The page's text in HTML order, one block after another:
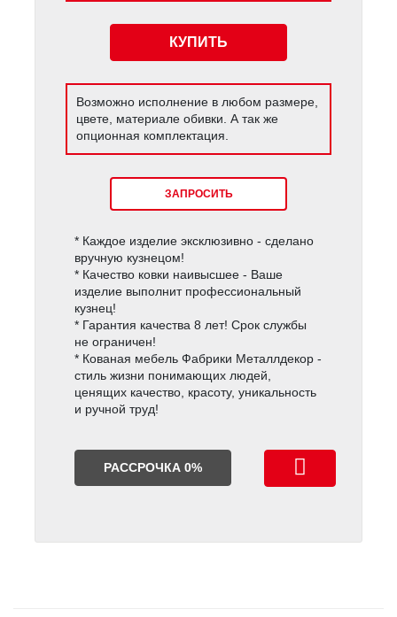
КУПИТЬ
Возможно исполнение в любом размере,
цвете, материале обивки. А так же
опционная комплектация.
ЗАПРОСИТЬ
* Каждое изделие эксклюзивно - сделано
вручную кузнецом!
* Качество ковки наивысшее - Ваше
изделие выполнит профессиональный
кузнец!
* Гарантия качества 8 лет! Срок службы
не ограничен!
* Кованая мебель Фабрики Металлдекор -
стиль жизни понимающих людей,
ценящих качество, красоту, уникальность
и ручной труд!
РАССРОЧКА 0%